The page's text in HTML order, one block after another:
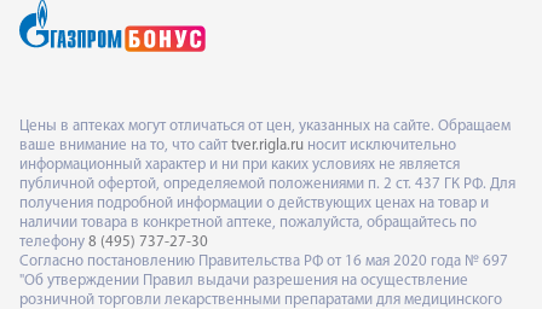
Цены в аптеках могут отличаться от цен, указанных на сайте. Обращаем
ваше внимание на то, что сайт tver.rigla.ru носит исключительно
информационный характер и ни при каких условиях не является
публичной офертой, определяемой положениями п. 2 ст. 437 ГК РФ. Для
получения подробной информации о действующих ценах на товар и
наличии товара в конкретной аптеке, пожалуйста, обращайтесь по
телефону 8 (495) 737-27-30
Согласно постановлению Правительства РФ от 16 мая 2020 года № 697
"Об утверждении Правил выдачи разрешения на осуществление
розничной торговли лекарственными препаратами для медицинского